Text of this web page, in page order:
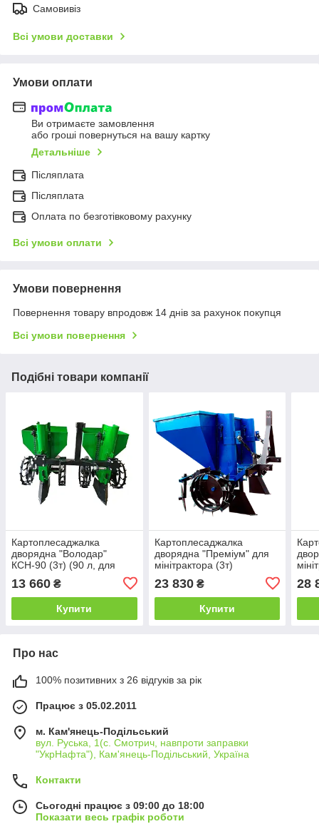
Самовивіз
Всі умови доставки
Умови оплати
Ви отримаєте замовлення
або гроші повернуться на вашу картку
Детальніше
Післяплата
Післяплата
Оплата по безготівковому рахунку
Всі умови оплати
Умови повернення
Повернення товару впродовж 14 днів за рахунок покупця
Всі умови повернення
Подібні товари компанії
Картоплесаджалка
дворядна "Володар"
КСН-90 (3т) (90 л, для
точкову навіску)
13 660 ₴
Купити
Картоплесаджалка
дворядна "Преміум" для
мінітрактора (3т)
23 830₴
Купити
28
Про нас
100% позитивних з 26 відгуків за рік
Працює з 05.02.2011
м. Кам'янець-Подільський
вул. Руська, 1(с. Смотрич, навпроти заправки
"УкрНафта"), Кам'янець-Подільський, Україна
Контакти
Сьогодні працює з 09:00 до 18:00
Показати весь графік роботи